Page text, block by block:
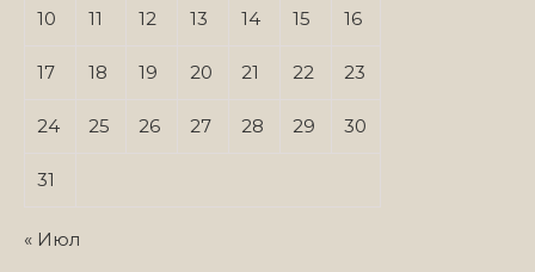
10 11 12 13 14 15 16
17 18 19 20 21 22 23
24 25 26 27 28 29 30
31
« Июл